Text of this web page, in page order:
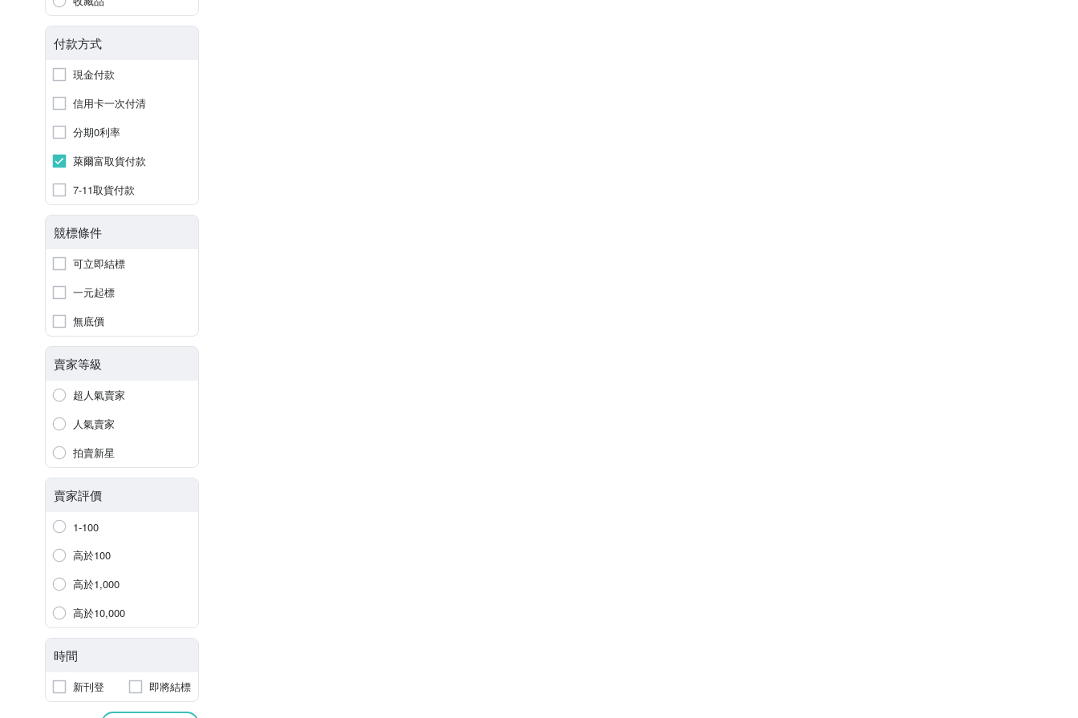
付款方式
現金付款
信用卡一次付清
分期0利率
萊爾富取貨付款
7-11取貨付款
競標條件
可立即結標
一元起標
無底價
賣家等級
超人氣賣家
人氣賣家
拍賣新星
賣家評價
1-100
高於100
高於1,000
高於10,000
時間
新刊登 即將結標